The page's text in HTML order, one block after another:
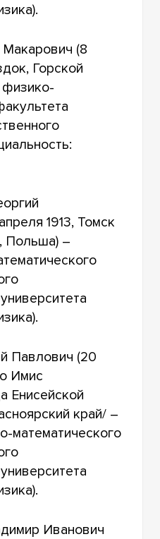
(8
Горской
1913, Томск
Польша) –
Павлович (20
Имис
Енисейской
край/ –
математического
Иванович